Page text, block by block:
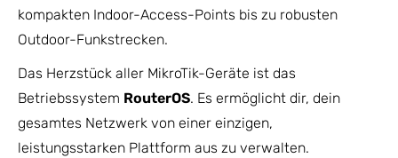
kompakten Indoor-Access-Points bis zu robusten
Outdoor-Funkstrecken.
Das Herzstück aller MikroTik-Geräte ist das
Betriebssystem RouterOS. Es ermöglicht dir, dein
gesamtes Netzwerk von einer einzigen,
leistungsstarken Plattform aus zu verwalten.